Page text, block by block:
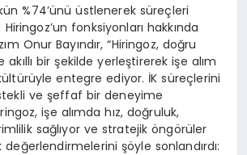
%74’ünü üstlenerek süreçleri
fonksiyonları hakkında
Onur Bayındır, “Hiringoz, doğru
akıllı bir şekilde yerleştirerek işe alım
entegre ediyor. İK süreçlerini
ve şeffaf bir deneyime
işe alımda hız, doğruluk,
sağlıyor ve stratejik öngörüler
şöyle sonlandırdı: